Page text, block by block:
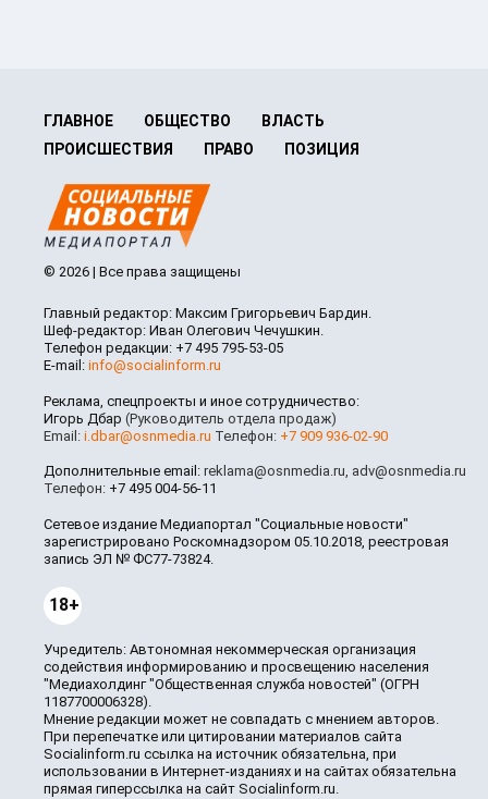
ГЛАВНОЕ ОБЩЕСТВО
ВЛАСТЬ
ПРОИСШЕСТВИЯ
ПРАВО ПОЗИЦИЯ
© 2026 | Все права защищены
Главный редактор: Максим Григорьевич Бардин.
Шеф-редактор: Иван Олегович Чечушкин.
Телефон редакции: +7 495 795-53-05
E-mail: info@socialinform.ru
Реклама, спецпроекты и иное сотрудничество:
Игорь Дбар (Руководитель отдела продаж)
Email: i.dbar@osnmedia.ru Телефон: +7 909 936-02-90
Дополнительные email: reklama@osnmedia.ru, adv@osnmedia.ru
Телефон: +7 495 004-56-11
Сетевое издание Медиапортал "Социальные новости"
зарегистрировано Роскомнадзором 05.10.2018, реестровая
запись ЭЛ № ФС77-73824.
18+
Учредитель: Автономная некоммерческая организация
содействия информированию и просвещению населения
"Медиахолдинг "Общественная служба новостей" (ОГРН
1187700006328).
Мнение редакции может не совпадать с мнением авторов.
При перепечатке или цитировании материалов сайта
Socialinform.ru ссылка на источник обязательна, при
использовании в Интернет-изданиях и на сайтах обязательна
прямая гиперссылка на сайт Socialinform.ru.